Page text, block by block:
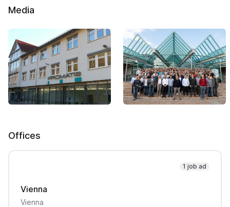
Media
Offices
1 job ad
Vienna
Vienna